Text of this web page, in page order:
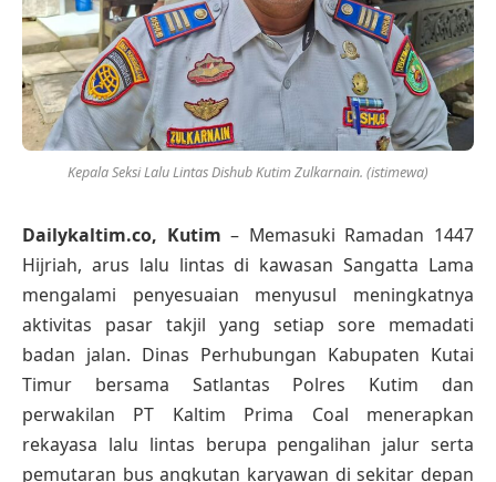
Kepala Seksi Lalu Lintas Dishub Kutim Zulkarnain. (istimewa)
Dailykaltim.co, Kutim– Memasuki Ramadan 1447
Hijriah, arus lalu lintas di kawasan Sangatta Lama
mengalami penyesuaian menyusul meningkatnya
aktivitas pasar takjil yang setiap sore memadati
badan jalan. Dinas Perhubungan Kabupaten Kutai
Timur bersama Satlantas Polres Kutim dan
perwakilan PT Kaltim Prima Coal menerapkan
rekayasa lalu lintas berupa pengalihan jalur serta
pemutaran bus angkutan karyawan di sekitar depan